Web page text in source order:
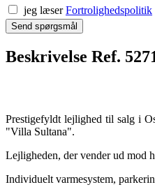
jeg læserFortrolighedspolitik
Send spørgsmål
Beskrivelse Ref.
Prestigefyldt lejlighed til salg i
"Villa Sultana".
Lejligheden, der vender ud mod
Individuelt varmesystem,